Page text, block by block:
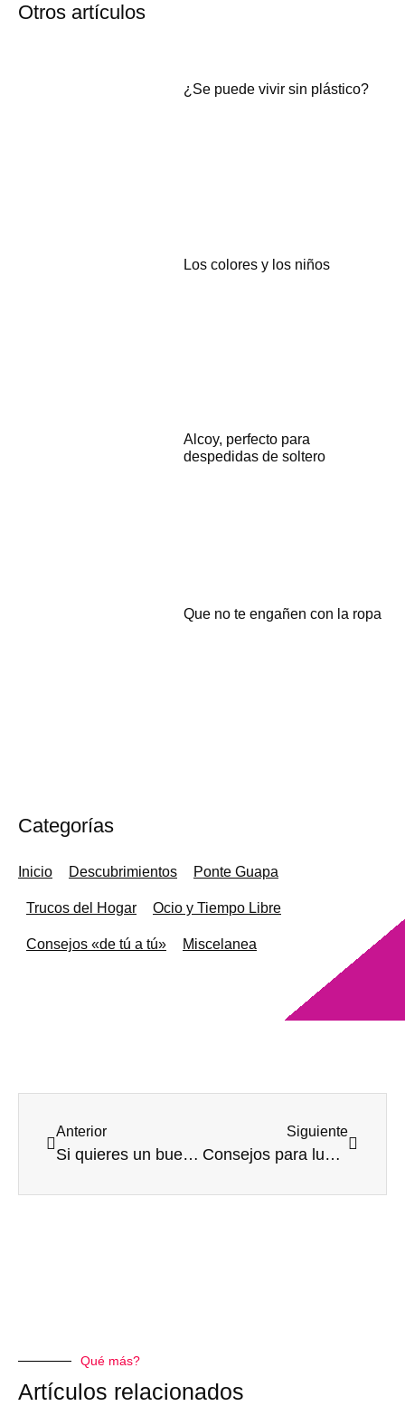
Otros artículos
¿Se puede vivir sin plástico?
Los colores y los niños
Alcoy, perfecto para
despedidas de soltero
Que no te engañen con la ropa
Categorías
Inicio Descubrimientos Ponte Guapa
Trucos del Hogar Ocio y Tiempo Libre
Consejos «de tú a tú» Miscelanea
Anterior
Si quieres un buen consejo, deja que cuiden a tus mayores
Siguiente
Consejos para luchar contra un entorno laboral machista
Qué más?
Artículos relacionados